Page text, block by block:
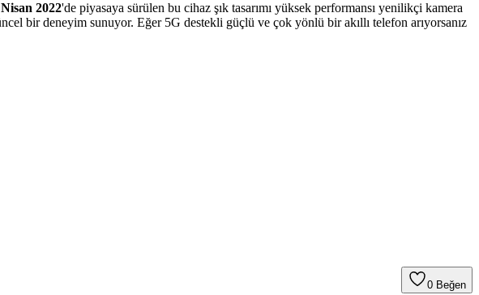
2022'de piyasaya sürülen bu cihaz şık tasarımı yüksek performansı yenilikçi kamera
bir deneyim sunuyor. Eğer 5G destekli güçlü ve çok yönlü bir akıllı telefon arıyorsanız
0 Beğen